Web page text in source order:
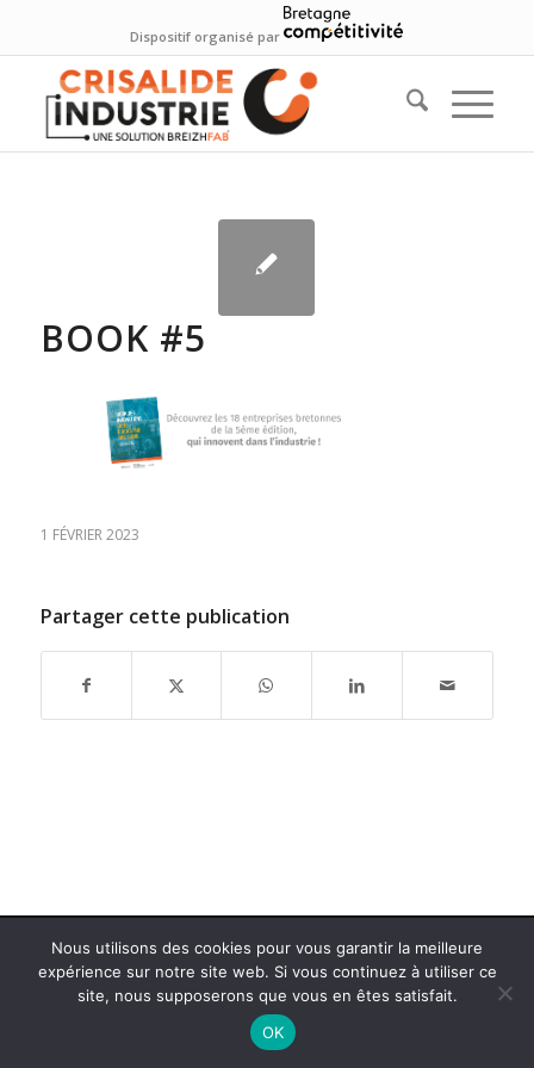
Dispositif organisé par
BOOK #5
1 FÉVRIER 2023
Partager cette publication
Nous utilisons des cookies pour vous garantir la meilleure
expérience sur notre site web. Si vous continuez à utiliser ce
site, nous supposerons que vous en êtes satisfait.
OK